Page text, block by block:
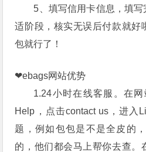
5、填写信用卡信息，填
适阶段，核实无误后付款就好
包就行了！
❤ebags网站优势
1.24小时在线客服。在
Help，点击contact us，进入
题，例如包包是不是全皮的
的，他们都会马上帮你去查。